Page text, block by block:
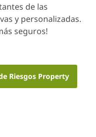
de las
y personalizadas.
seguros!
Riesgos Property